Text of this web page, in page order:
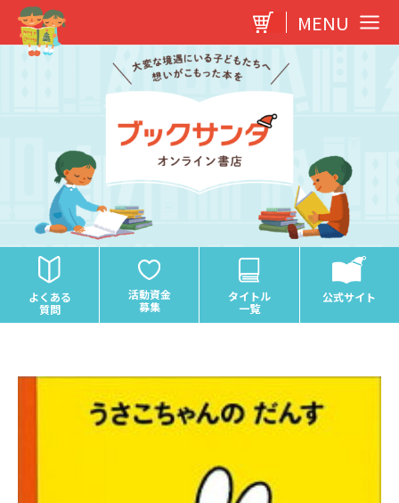
容
MENU
よくある
質問
活動資金
募集
タイトル
一覧
公式サイト